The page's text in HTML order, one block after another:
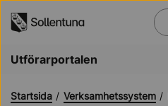
Utförarportalen
Startsida Verksamhetssystem